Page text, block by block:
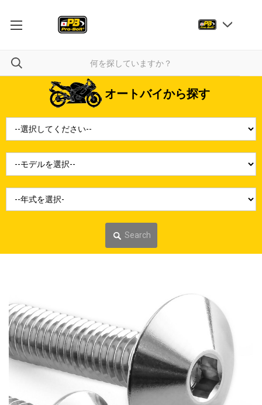
オートバイから探す
Search